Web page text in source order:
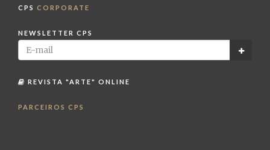
CPS CORPORATE
NEWSLETTER CPS
REVISTA "ARTE" ONLINE
PARCEIROS CPS